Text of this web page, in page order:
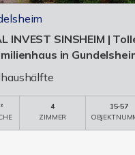
INVEST SINSHEIM |
in
4
ZIMMER
15-57